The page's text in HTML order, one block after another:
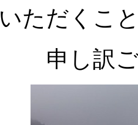
いただくこ
申し訳